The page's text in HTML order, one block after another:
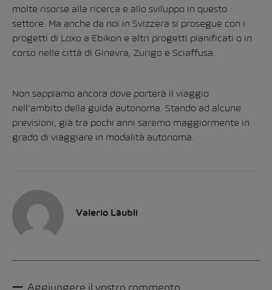
molte risorse alla ricerca e allo sviluppo in questo
settore. Ma anche da noi in Svizzera si prosegue con i
progetti di Loxo a Ebikon e altri progetti pianificati o in
corso nelle città di Ginevra, Zurigo e Sciaffusa.
Non sappiamo ancora dove porterà il viaggio
nell’ambito della guida autonoma. Stando ad alcune
previsioni, già tra pochi anni saremo maggiormente in
grado di viaggiare in modalità autonoma.
Valerio Läubli